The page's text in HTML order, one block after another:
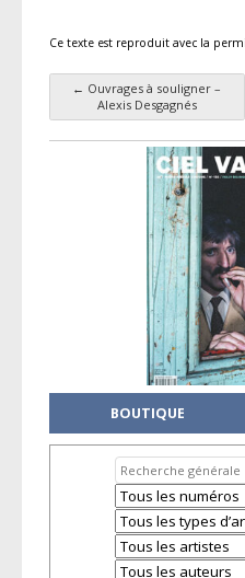
Ce texte est reproduit avec la
Navigation des
← Ouvrages à souligner –
Alexis Desgagnés
BOUTIQUE